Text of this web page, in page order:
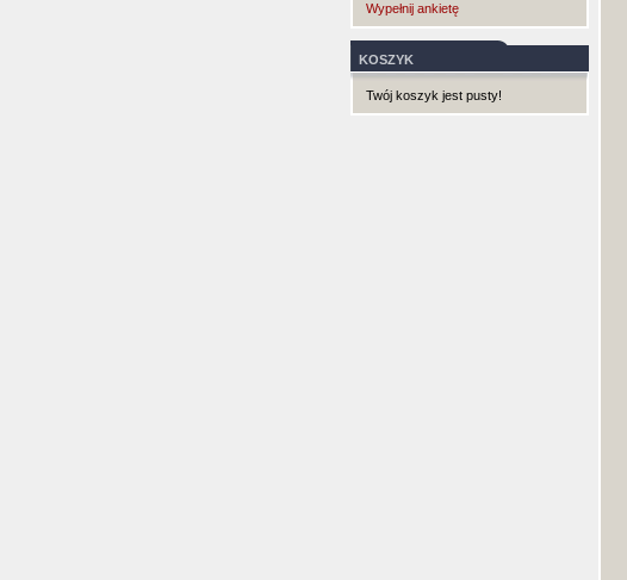
Wypełnij ankietę
KOSZYK
Twój koszyk jest pusty!